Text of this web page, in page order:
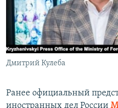
Дмитрий Кулеба
Ранее официальный
иностранных дел России